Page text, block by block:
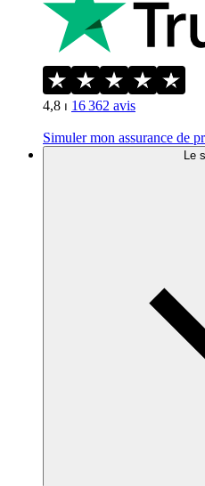
4,8 ⏐ 16 362 avis
Simuler mon assurance de
Le